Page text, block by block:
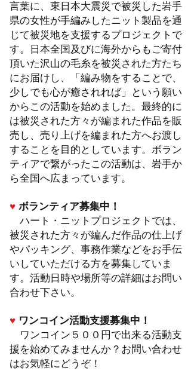
言葉に、東日本大震災で被災した岩手
県の女性が手編みしたニット製品を通
じて被災地を支援するプロジェクトで
す。日本全国及びに海外からもご寄付
頂いた沢山の毛糸を被災された方たち
にお届けし、「編み物をすることで、
少しでも心が癒されれば」という願い
からこの活動を始めました。最終的に
は被災された方々が編まれた作品を販
売し、売り上げを編まれた方へお渡し
することを目的としています。ボラン
ティアで繋がったこの活動は、岩手か
ら全国へ広まっています。
♥ ボランティア募集中！
ハート・ニットプロジェクトでは、
被災された方々が編んだ作品の仕上げ
やパッキング、事務作業などをお手伝
いしていただける方を募集していま
す。活動日時や場所等の詳細はお問い
合わせ下さい。
♥ ワンコイン活動支援募集中！
ワンコイン５００円で出来る活動支
援を始めてみませんか？お問い合わせ
はお気軽にどうぞ！